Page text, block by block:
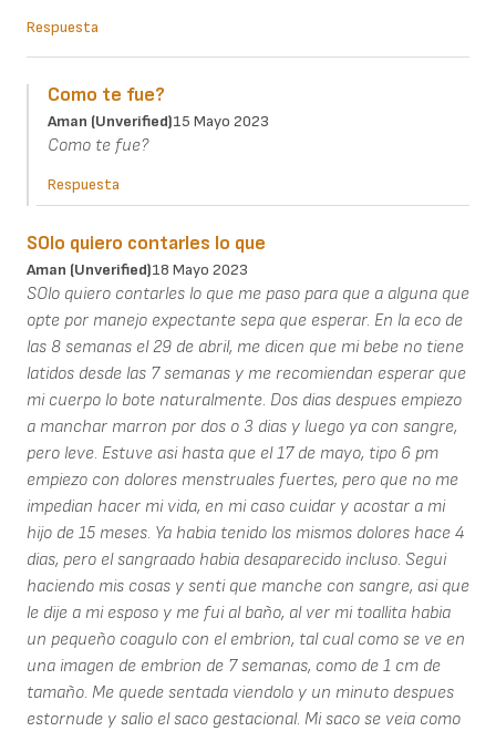
Respuesta
Como te fue?
Aman (unverified)15 Mayo 2023
Como te fue?
Respuesta
SOlo quiero contarles lo que
Aman (unverified)18 Mayo 2023
SOlo quiero contarles lo que me paso para que a alguna que
opte por manejo expectante sepa que esperar. En la eco de
las 8 semanas el 29 de abril, me dicen que mi bebe no tiene
latidos desde las 7 semanas y me recomiendan esperar que
mi cuerpo lo bote naturalmente. Dos dias despues empiezo
a manchar marron por dos o 3 dias y luego ya con sangre,
pero leve. Estuve asi hasta que el 17 de mayo, tipo 6 pm
empiezo con dolores menstruales fuertes, pero que no me
impedian hacer mi vida, en mi caso cuidar y acostar a mi
hijo de 15 meses. Ya habia tenido los mismos dolores hace 4
dias, pero el sangraado habia desaparecido incluso. Segui
haciendo mis cosas y senti que manche con sangre, asi que
le dije a mi esposo y me fui al baño, al ver mi toallita habia
un pequeño coagulo con el embrion, tal cual como se ve en
una imagen de embrion de 7 semanas, como de 1 cm de
tamaño. Me quede sentada viendolo y un minuto despues
estornude y salio el saco gestacional. Mi saco se veia como